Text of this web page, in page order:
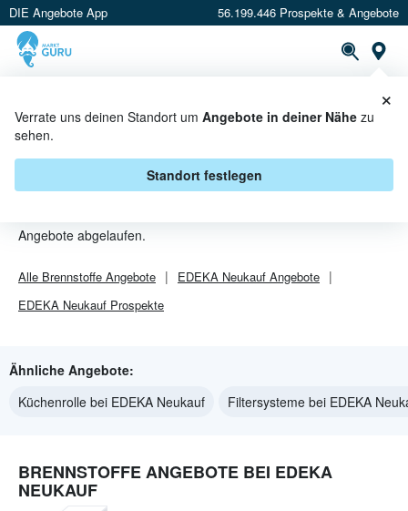
DIE Angebote App 56.199.446 Prospekte & Angebote
Verrate uns deinen Standort um Angebote in deiner Nähe zu
sehen.
Standort festlegen
×
BRENNSTOFFE ANGEBOTE &
AKTIONEN BEI EDEKA NEUKAUF
Angebote abgelaufen.
Alle Brennstoffe Angebote EDEKA Neukauf Angebote
EDEKA Neukauf Prospekte
Ähnliche Angebote:
Küchenrolle bei EDEKA Neukauf
Filtersysteme bei EDEKA
BRENNSTOFFE ANGEBOTE BEI EDEKA
NEUKAUF